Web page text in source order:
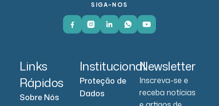
SIGA-NOS
Links
Rápidos
Sobre Nós
Institucional
Proteção de
Dados
Newsletter
Inscreva-se e
receba notícias